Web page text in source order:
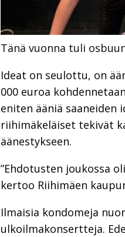
Tänä vuonna tuli
Ideat on seulottu, on
000 euroa
eniten ääniä saaneiden
riihimäkeläiset tekivät
äänestykseen.
”Ehdotusten joukossa
kertoo Riihimäen
Ilmaisia kondomeja
ulkoilmakonsertteja.